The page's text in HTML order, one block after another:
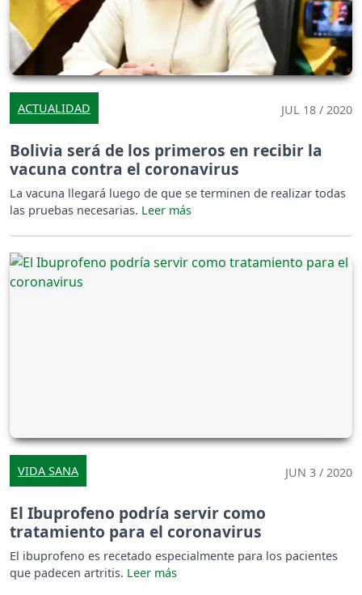
ACTUALIDAD JUL 18 / 2020
Bolivia será de los primeros en recibir la
vacuna contra el coronavirus
La vacuna llegará luego de que se terminen de realizar todas
las pruebas necesarias.
VIDA SANA JUN 3 / 2020
El Ibuprofeno podría servir como
tratamiento para el coronavirus
El ibuprofeno es recetado especialmente para los pacientes
que padecen artritis.